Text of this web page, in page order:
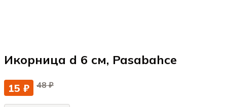
Икорница d 6 см, Pasabahce
15 ₽ 48 ₽